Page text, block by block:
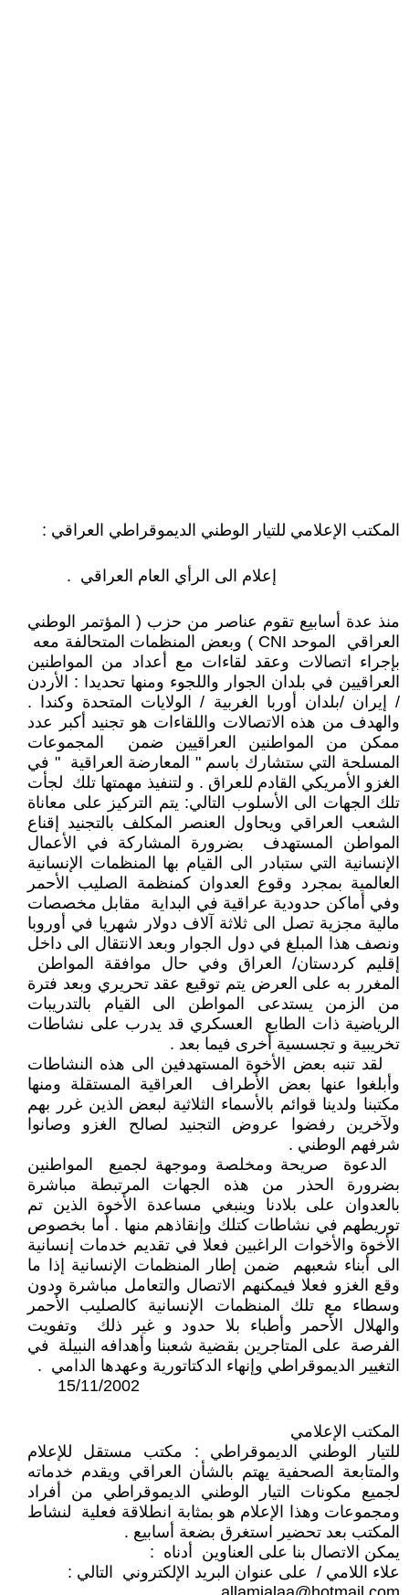
المكتب الإعلامي للتيار الوطني الديموقراطي العراقي :
إعلام الى الرأي العام العراقي .
منذ عدة أسابيع تقوم عناصر من حزب ( المؤتمر الوطني
العراقي الموحد CNI ) وبعض المنظمات المتحالفة معه
بإجراء اتصالات وعقد لقاءات مع أعداد من المواطنين
العراقيين في بلدان الجوار واللجوء ومنها تحديدا : الأردن
/ إيران /بلدان أوربا الغربية / الولايات المتحدة وكندا .
والهدف من هذه الاتصالات واللقاءات هو تجنيد أكبر عدد
ممكن من المواطنين العراقيين ضمن المجموعات
المسلحة التي ستشارك باسم " المعارضة العراقية " في
الغزو الأمريكي القادم للعراق . و لتنفيذ مهمتها تلك لجأت
تلك الجهات الى الأسلوب التالي: يتم التركيز على معاناة
الشعب العراقي ويحاول العنصر المكلف بالتجنيد إقناع
المواطن المستهدف بضرورة المشاركة في الأعمال
الإنسانية التي ستبادر الى القيام بها المنظمات الإنسانية
العالمية بمجرد وقوع العدوان كمنظمة الصليب الأحمر
وفي أماكن حدودية عراقية في البداية مقابل مخصصات
مالية مجزية تصل الى ثلاثة آلاف دولار شهريا في أوروبا
ونصف هذا المبلغ في دول الجوار وبعد الانتقال الى داخل
إقليم كردستان/ العراق وفي حال موافقة المواطن
المغرر به على العرض يتم توقيع عقد تحريري وبعد فترة
من الزمن يستدعى المواطن الى القيام بالتدريبات
الرياضية ذات الطابع العسكري قد يدرب على نشاطات
تخريبية و تجسسية أخرى فيما بعد .
لقد تنبه بعض الأخوة المستهدفين الى هذه النشاطات
وأبلغوا عنها بعض الأطراف العراقية المستقلة ومنها
مكتبنا ولدينا قوائم بالأسماء الثلاثية لبعض الذين غرر بهم
ولآخرين رفضوا عروض التجنيد لصالح الغزو وصانوا
شرفهم الوطني .
الدعوة صريحة ومخلصة وموجهة لجميع المواطنين
بضرورة الحذر من هذه الجهات المرتبطة مباشرة
بالعدوان على بلادنا وينبغي مساعدة الأخوة الذين تم
توريطهم في نشاطات كتلك وإنقاذهم منها . أما بخصوص
الأخوة والأخوات الراغبين فعلا في تقديم خدمات إنسانية
الى أبناء شعبهم ضمن إطار المنظمات الإنسانية إذا ما
وقع الغزو فعلا فيمكنهم الاتصال والتعامل مباشرة ودون
وسطاء مع تلك المنظمات الإنسانية كالصليب الأحمر
والهلال الأحمر وأطباء بلا حدود و غير ذلك وتفويت
الفرصة على المتاجرين بقضية شعبنا وأهدافه النبيلة في
التغيير الديموقراطي وإنهاء الدكتاتورية وعهدها الدامي .
المكتب الإعلامي
للتيار الوطني الديموقراطي : مكتب مستقل للإعلام
والمتابعة الصحفية يهتم بالشأن العراقي ويقدم خدماته
لجميع مكونات التيار الوطني الديموقراطي من أفراد
ومجموعات وهذا الإعلام هو بمثابة انطلاقة فعلية لنشاط
المكتب بعد تحضير استغرق بضعة أسابيع .
يمكن الاتصال بنا على العناوين أدناه :
علاء اللامي / على عنوان البريد الإلكتروني التالي :